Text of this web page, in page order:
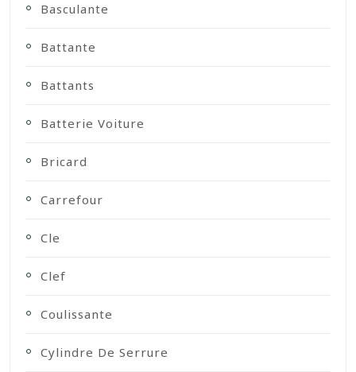
Basculante
Battante
Battants
Batterie Voiture
Bricard
Carrefour
Cle
Clef
Coulissante
Cylindre De Serrure